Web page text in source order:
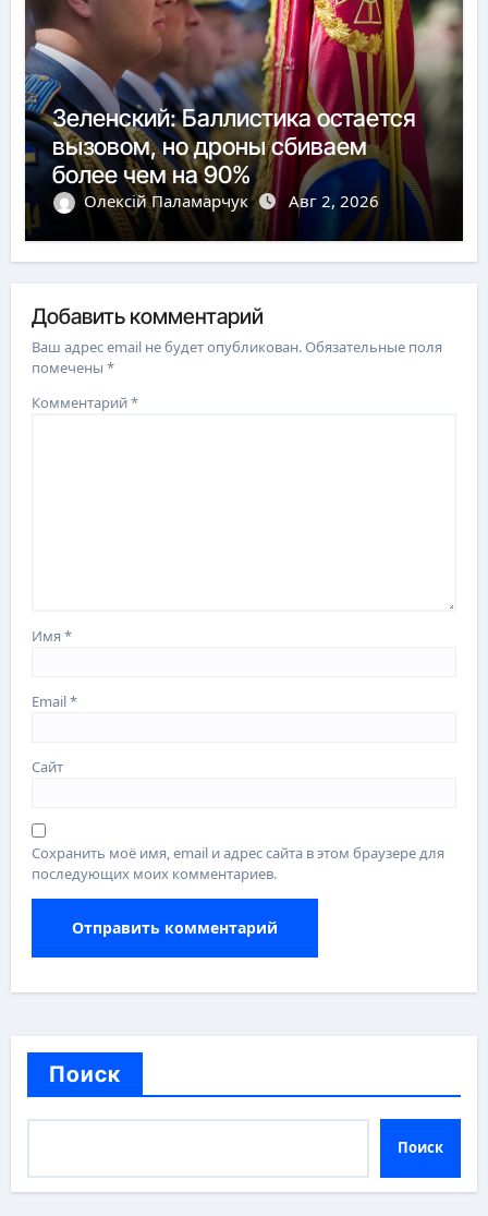
Зеленский: Баллистика остается
вызовом, но дроны сбиваем
более чем на 90%
Олексій Паламарчук Авг 2, 2026
Добавить комментарий
Ваш адрес email не будет опубликован.Обязательные поля
помечены*
Комментарий*
Имя*
Email*
Сайт
Сохранить моё имя, email и адрес сайта в этом браузере для
последующих моих комментариев.
Поиск
Поиск